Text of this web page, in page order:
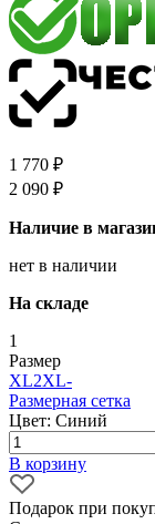
1 770 ₽
2 090 ₽
Наличие в
нет в наличии
На складе
1
Размер
XL2XL-
Размерная сетка
Цвет: Синий
В корзину
Подарок при